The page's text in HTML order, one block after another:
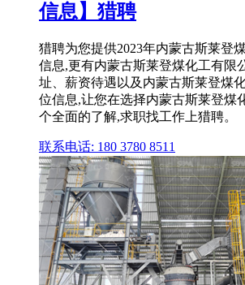
信息】猎聘
猎聘为您提供2023年内蒙古斯莱登
信息,更有内蒙古斯莱登煤化工有限
址、薪资待遇以及内蒙古斯莱登煤
位信息,让您在选择内蒙古斯莱登煤
个全面的了解,求职找工作上猎聘。
联系电话: 180 3780 8511